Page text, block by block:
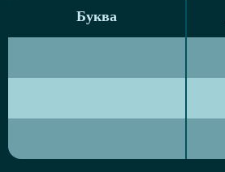
Буква
Буква